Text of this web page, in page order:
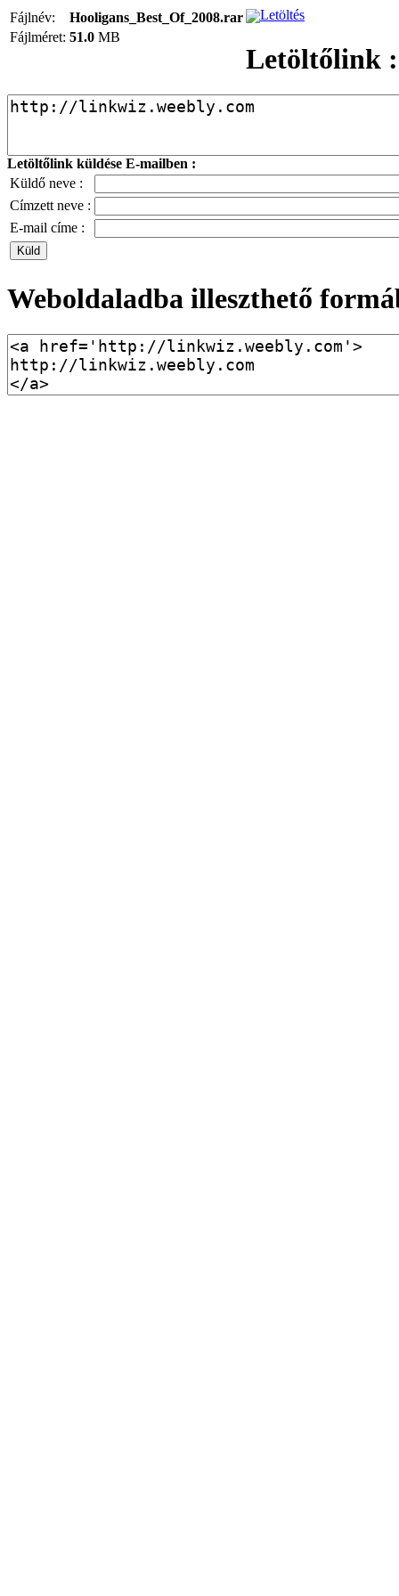
Fájlnév:
Hooligans_Best_Of_2008.rar
Fájlméret: 51.0 MB
Letöltés
Letöltőlink :
Letöltőlink küldése E-mailben :
Küldő neve :
Címzett neve :
E-mail címe :
Weboldaladba illeszthető